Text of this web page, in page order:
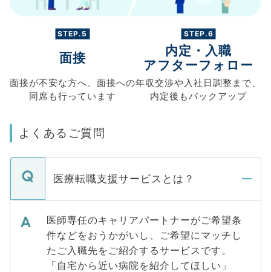
STEP.5
面接
面接が不安な方へ、 面接への
同席も行っています
STEP.6
内定・入職
アフターフォロー
年収交渉や 入社日調整まで、
内定後もバックアップ
よくあるご質問
医療転職支援サービスとは？
医師専任のキャリアパートナーがご希望条
件などをおうかがいし、ご希望にマッチし
たご入職先をご紹介するサービスです。
「自宅から近い病院を紹介してほしい」